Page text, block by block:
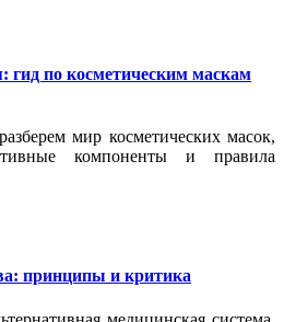
гид по косметическим маскам
мир косметических масок,
компоненты и правила
принципы и критика